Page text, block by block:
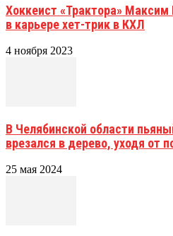
Хоккеист «Трактора»
в карьере хет-трик в КХЛ
4 ноября 2023
В Челябинской области
врезался в дерево, уходя от
25 мая 2024